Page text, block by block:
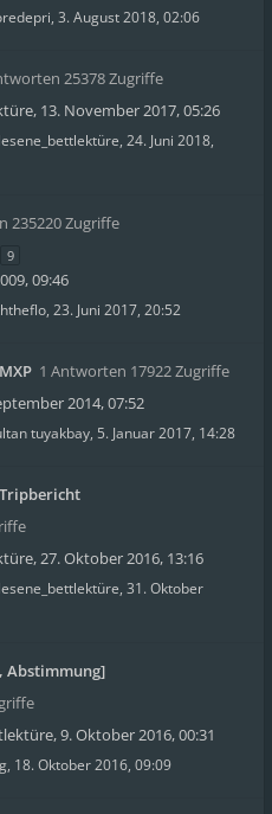
, 3. August 2018, 02:06
25378 Zugriffe
, 13. November 2017, 05:26
, 24. Juni 2018,
235220 Zugriffe
9
09:46
, 23. Juni 2017, 20:52
1 Antworten 17922 Zugriffe
2014, 07:52
tuyakbay, 5. Januar 2017, 14:28
,27. Oktober 2016, 13:16
, 31. Oktober
Abstimmung]
,9. Oktober 2016, 00:31
, 18. Oktober 2016, 09:09